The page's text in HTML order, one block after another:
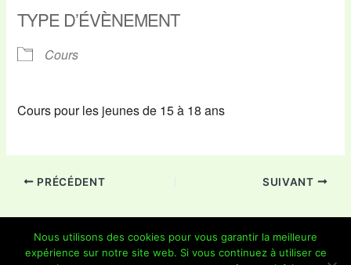
TYPE D’ÉVÈNEMENT
Cours
Cours pour les jeunes de 15 à 18 ans
PRÉCÉDENT SUIVANT
Nous utilisons des cookies pour vous garantir la meilleure
expérience sur notre site web. Si vous continuez à utiliser ce